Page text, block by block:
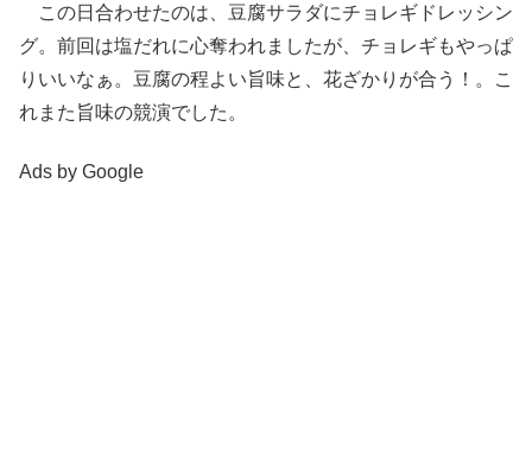
この日合わせたのは、豆腐サラダにチョレギドレッシン
グ。前回は塩だれに心奪われましたが、チョレギもやっぱ
りいいなぁ。豆腐の程よい旨味と、花ざかりが合う！。こ
れまた旨味の競演でした。
Ads by Google